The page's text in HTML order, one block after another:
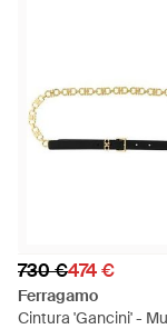
730 €474 €
Ferragamo
Cintura 'Gancini' -